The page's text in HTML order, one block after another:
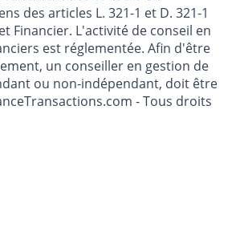
publiés sur le guide de
des conseils en
des articles L. 321-1 et D. 321-1
Financier. L'activité de conseil en
est réglementée. Afin d'être
un conseiller en gestion de
ou non-indépendant, doit être